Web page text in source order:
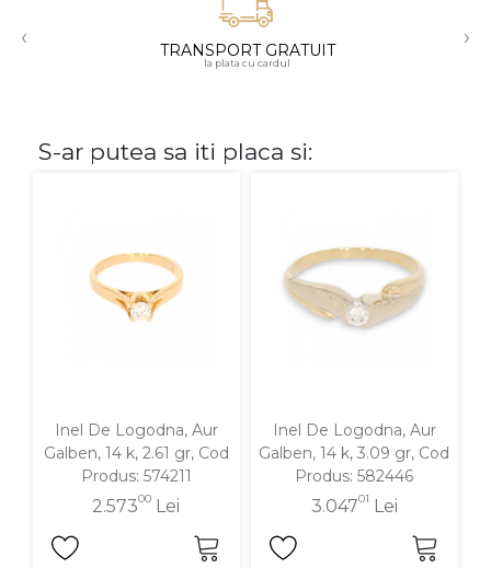
18K
‹ TRANSPORT GRATUIT
la plata cu cardul
›
S-ar putea sa iti placa si:
Inel De Logodna, Aur
Galben, 14 k, 2.61 gr, Cod
Produs: 574211
2.57300 Lei
Inel De Logodna, Aur
Galben, 14 k, 3.09 gr, Cod
Produs: 582446
3.04701 Lei